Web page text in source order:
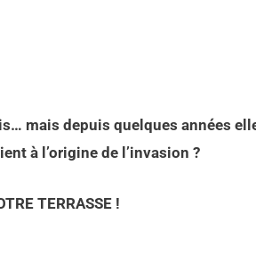
mais depuis quelques années
à l’origine de l’invasion ?
TERRASSE !